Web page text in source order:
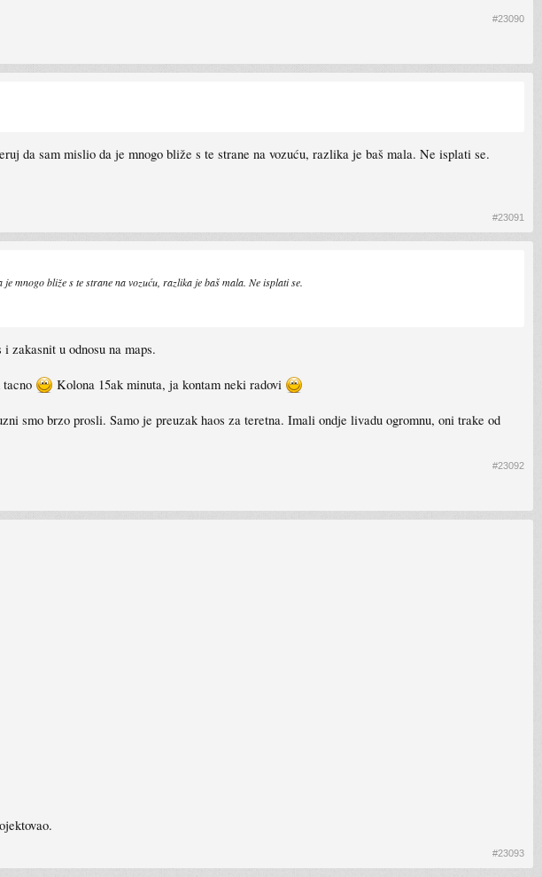
#23090
da sam mislio da je mnogo bliže s te strane na vozuću, razlika je baš mala. Ne isplati se.
#23091
bliže s te strane na vozuću, razlika je baš mala. Ne isplati se.
zakasnit u odnosu na maps.
Kolona 15ak minuta, ja kontam neki radovi
smo brzo prosli. Samo je preuzak haos za teretna. Imali ondje livadu ogromnu, oni trake od
#23092
#23093